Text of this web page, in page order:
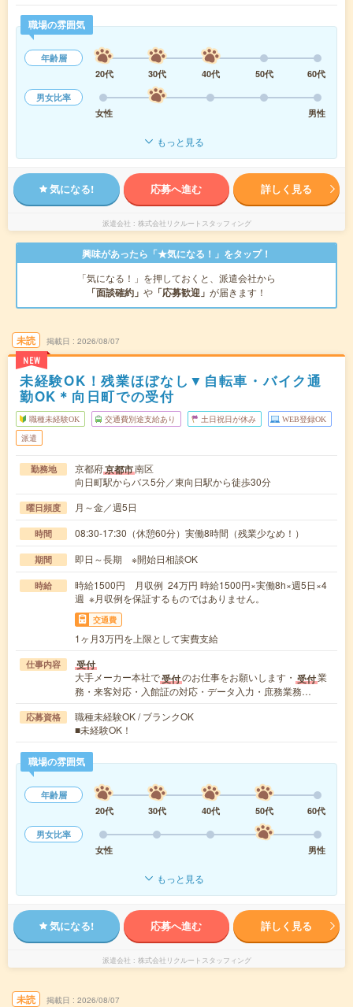
職場の雰囲気
年齢層
20代
30代 40代 50代
60代
男女比率
女性
男性
もっと見る
気になる! 応募へ進む 詳しく見る
派遣会社 株式会社リクルートスタッフィング
興味があったら「★気になる！」をタップ！
「気になる！」を押しておくと、派遣会社から
「面談確約」 や 「応募歓迎」 が届きます！
未読
NEW
掲載日 2026/08/07
未経験OK！残業ほぼなし▼自転車・バイク通
勤OK＊向日町での受付
職種未経験OK 交通費別途支給あり 土日祝日が休み WEB登録OK
派遣
勤務地 京都府京都市南区
向日町駅からバス5分／東向日駅から徒歩30分
曜日頻度 月～金／週5日
時間 08:30-17:30（休憩60分）実働8時間（残業少なめ！）
期間 即日～長期 ※開始日相談OK
時給
時給1500円 月収例 24万円 時給1500円×実働8h×週5日×4
週 ※月収例を保証するものではありません。
交通費
1ヶ月3万円を上限として実費支給
仕事内容 受付
大手メーカー本社で受付のお仕事をお願いします・ 受付業
務・来客対応・入館証の対応・データ入力・庶務業務…
応募資格
職種未経験OK / ブランクOK
■未経験OK！
職場の雰囲気
年齢層
20代
30代 40代 50代
60代
男女比率
女性
男性
もっと見る
気になる! 応募へ進む 詳しく見る
派遣会社 株式会社リクルートスタッフィング
未読 掲載日 2026/08/07